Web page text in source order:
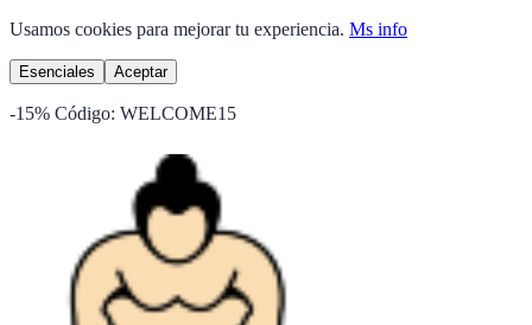
Usamos cookies para mejorar tu experiencia. Ms info
Esenciales Aceptar
-15% Código: WELCOME15